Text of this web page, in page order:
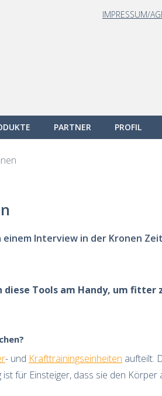
IMPRESSUM/
PARTNER PROFIL
Interview in der Kronen
Tools am Handy, um fitter
- und Krafttrainingseinheiten aufteilt.
für Einsteiger, dass sie den